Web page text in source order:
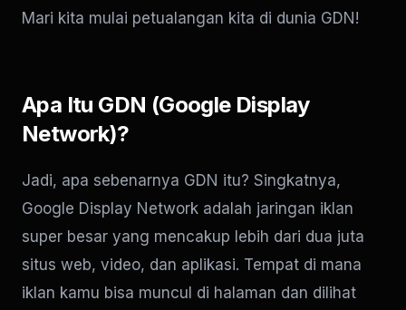
Mari kita mulai petualangan kita di dunia GDN!
Apa Itu GDN (Google Display
Network)?
Jadi, apa sebenarnya GDN itu? Singkatnya,
Google Display Network adalah jaringan iklan
super besar yang mencakup lebih dari dua juta
situs web, video, dan aplikasi. Tempat di mana
iklan kamu bisa muncul di halaman dan dilihat